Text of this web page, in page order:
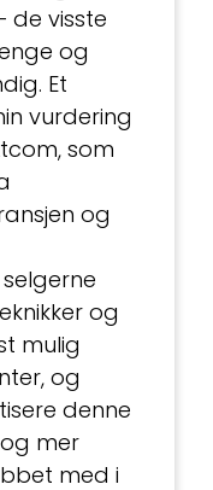
de visste
og
Et
vurdering
som
og
og
mulig
og
denne
mer
med i